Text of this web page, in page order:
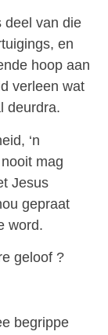
deel van die
en
hoop aan
verleen wat
deurdra.
‘n
mag
Jesus
gepraat
word.
geloof ?
begrippe